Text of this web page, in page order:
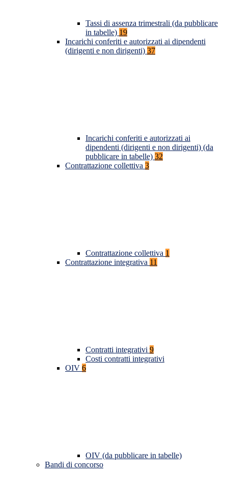
Tassi di assenza trimestrali (da pubblicare
in tabelle) 19
Incarichi conferiti e autorizzati ai dipendenti
(dirigenti e non dirigenti) 37
Incarichi conferiti e autorizzati ai
dipendenti (dirigenti e non dirigenti) (da
pubblicare in tabelle) 32
Contrattazione collettiva 3
Contrattazione collettiva 1
Contrattazione integrativa 11
Contratti integrativi 9
Costi contratti integrativi
OIV 6
OIV (da pubblicare in tabelle)
Bandi di concorso